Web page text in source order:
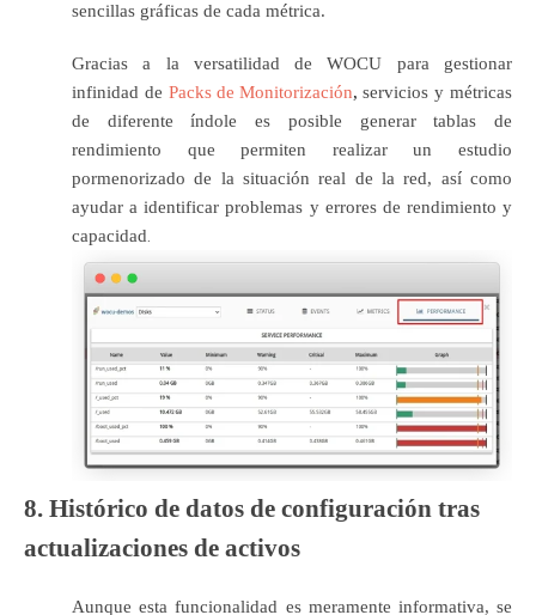
sencillas gráficas de cada métrica.
Gracias a la versatilidad de WOCU para gestionar
infinidad de Packs de Monitorización,servicios y métricas
de diferente índole es posible generar tablas de
rendimiento que permiten realizar un estudio
pormenorizado de la situación real de la red, así como
ayudar a identificar problemas y errores de rendimiento y
capacidad
8. Histórico de datos de configuración tras
actualizaciones de activos
Aunque esta funcionalidad es meramente informativa, se